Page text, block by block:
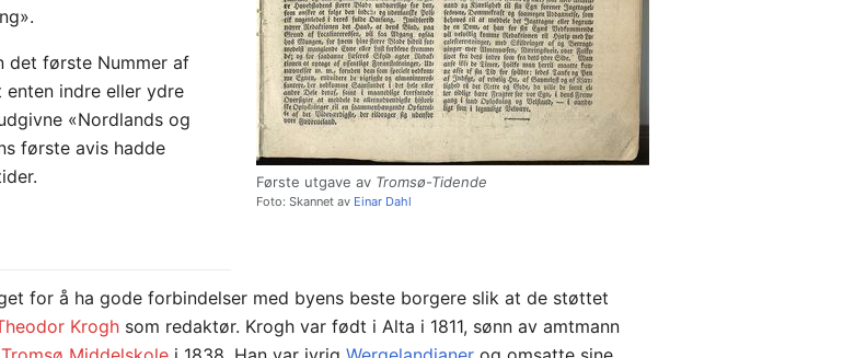
Første utgave av Tromsø-Tidende
Foto: Skannet av Einar Dahl
det første Nummer af
indre eller ydre
«Nordlands og
første avis hadde
for å ha gode forbindelser med byens beste borgere slik at de støttet
Krogh som redaktør. Krogh var født i Alta i 1811, sønn av amtmann